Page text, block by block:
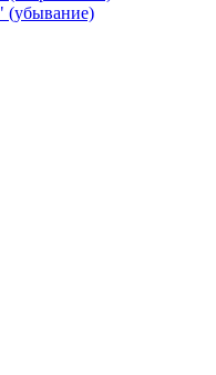
(убывание)